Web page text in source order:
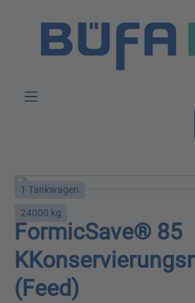
1 Tankwagen
24000 kg
FormicSave® 85
(Feed)